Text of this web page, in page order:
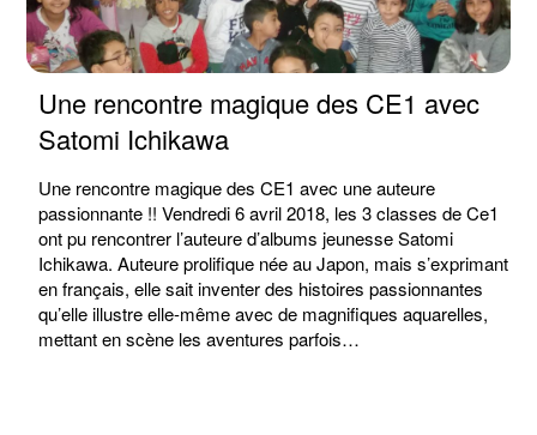
Une rencontre magique des CE1 avec
Satomi Ichikawa
Une rencontre magique des CE1 avec une auteure
passionnante !! Vendredi 6 avril 2018, les 3 classes de Ce1
ont pu rencontrer l’auteure d’albums jeunesse Satomi
Ichikawa. Auteure prolifique née au Japon, mais s’exprimant
en français, elle sait inventer des histoires passionnantes
qu’elle illustre elle-même avec de magnifiques aquarelles,
mettant en scène les aventures parfois…